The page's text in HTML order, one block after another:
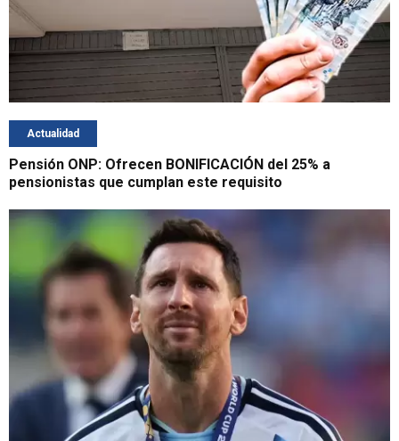
Actualidad
Pensión ONP: Ofrecen BONIFICACIÓN del 25% a
pensionistas que cumplan este requisito